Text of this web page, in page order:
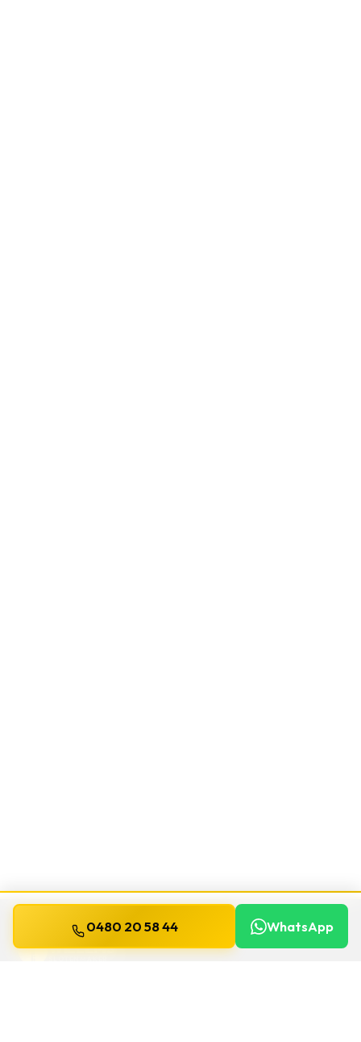
WILLEMS
0480 20 58 44 WhatsApp